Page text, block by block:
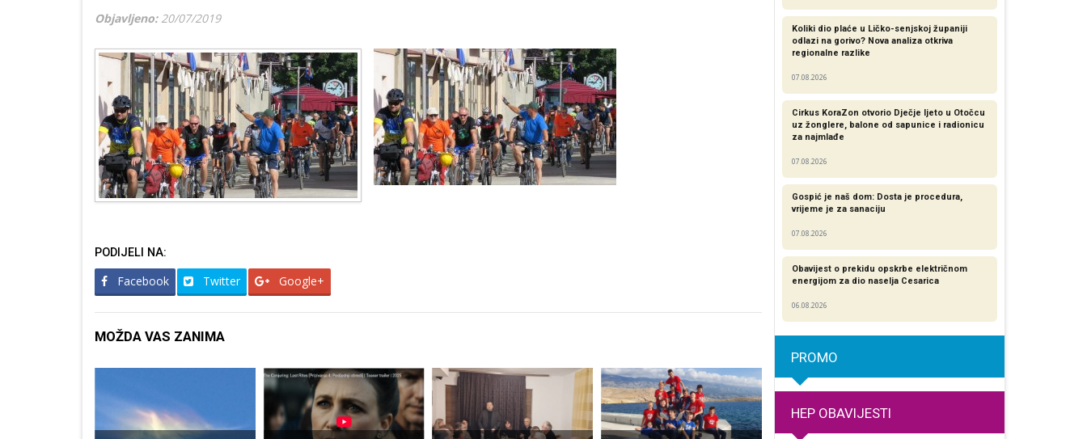
Objavljeno: 20/07/2019
PODIJELI NA:
Facebook Twitter Google+
MOŽDA VAS ZANIMA
Koliki dio plaće u Ličko-senjskoj županiji
odlazi na gorivo? Nova analiza otkriva
regionalne razlike​
07.08.2026
Cirkus KoraZon otvorio Dječje ljeto u Otočcu
uz žonglere, balone od sapunice i radionicu
za najmlađe
07.08.2026
Gospić je naš dom: Dosta je procedura,
vrijeme je za sanaciju
07.08.2026
Obavijest o prekidu opskrbe električnom
energijom za dio naselja Cesarica
06.08.2026
PROMO
HEP OBAVIJESTI